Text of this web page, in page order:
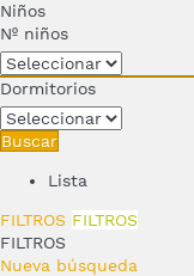
Niños
Nº niños
Dormitorios
Buscar
Lista
FILTROS FILTROS
FILTROS
Nueva búsqueda